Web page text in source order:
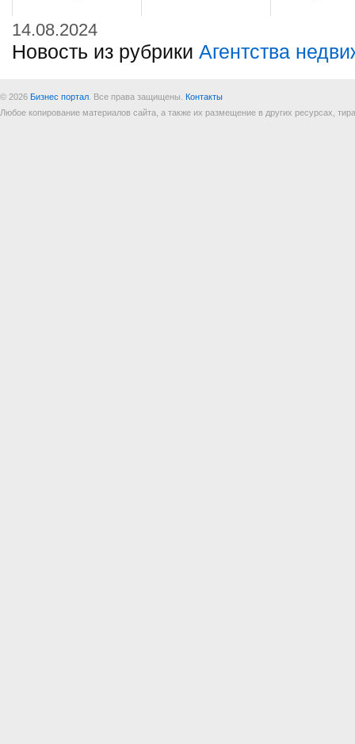
14.08.2024
Новость из рубрики Агентства
© 2026 Бизнес портал . Все права защищены. Контакты
Любое копирование материалов сайта, а также их размещение в других ресурсах,